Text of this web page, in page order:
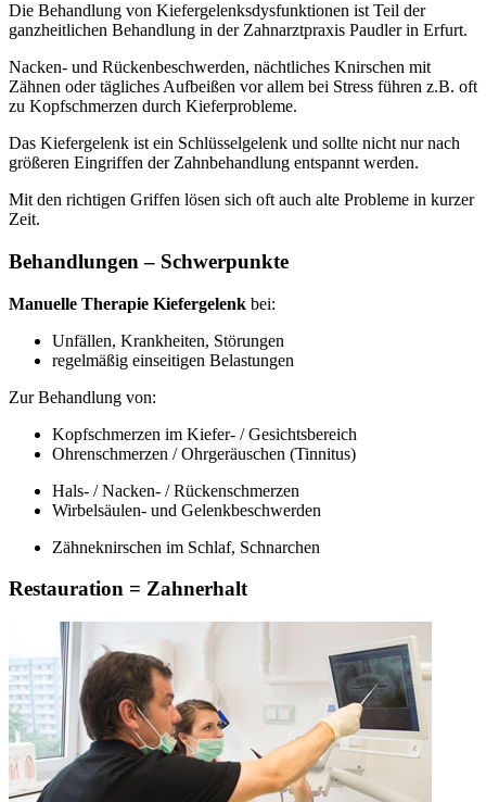
Die Behandlung von Kiefergelenksdysfunktionen ist Teil der
ganzheitlichen Behandlung in der Zahnarztpraxis Paudler in Erfurt.
Nacken- und Rückenbeschwerden, nächtliches Knirschen mit
Zähnen oder tägliches Aufbeißen vor allem bei Stress führen z.B. oft
zu Kopfschmerzen durch Kieferprobleme.
Das Kiefergelenk ist ein Schlüsselgelenk und sollte nicht nur nach
größeren Eingriffen der Zahnbehandlung entspannt werden.
Mit den richtigen Griffen lösen sich oft auch alte Probleme in kurzer
Zeit.
Behandlungen – Schwerpunkte
Manuelle Therapie Kiefergelenk bei:
Unfällen, Krankheiten, Störungen
regelmäßig einseitigen Belastungen
Zur Behandlung von:
Kopfschmerzen im Kiefer- / Gesichtsbereich
Ohrenschmerzen / Ohrgeräuschen (Tinnitus)
Hals- / Nacken- / Rückenschmerzen
Wirbelsäulen- und Gelenkbeschwerden
Zähneknirschen im Schlaf, Schnarchen
Restauration = Zahnerhalt